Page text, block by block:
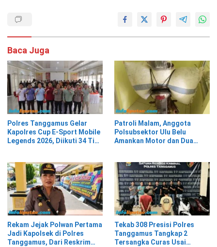
Baca Juga
Polres Tanggamus Gelar
Kapolres Cup E-Sport Mobile
Legends 2026, Diikuti 34 Tim
Patroli Malam, Anggota
Polsubsektor Ulu Belu
Amankan Motor dan Dua
Rekam Jejak Polwan Pertama
Jadi Kapolsek di Polres
Tanggamus, Dari Reskrim
Tekab 308 Presisi Polres
Tanggamus Tangkap 2
Tersangka Curas Usai